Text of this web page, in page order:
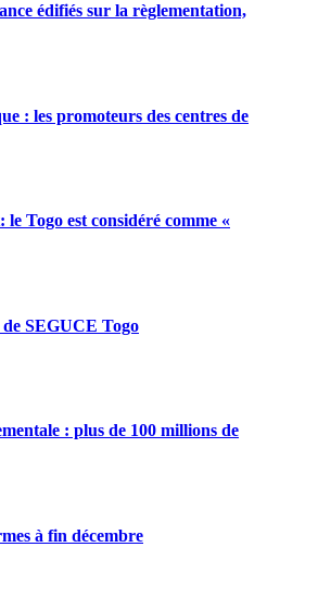
édifiés sur la règlementation,
: les promoteurs des centres de
Togo est considéré comme «
SEGUCE Togo
: plus de 100 millions de
à fin décembre